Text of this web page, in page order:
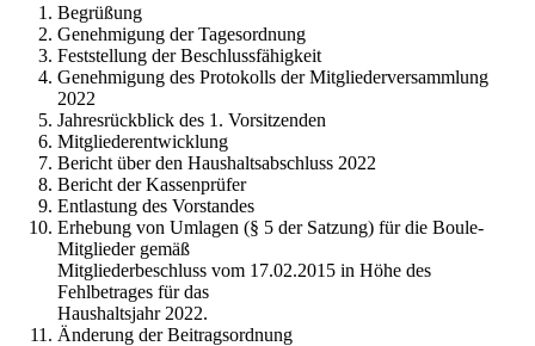
Begrüßung
Genehmigung der Tagesordnung
Feststellung der Beschlussfähigkeit
Genehmigung des Protokolls der Mitgliederversammlung
2022
Jahresrückblick des 1. Vorsitzenden
Mitgliederentwicklung
Bericht über den Haushaltsabschluss 2022
Bericht der Kassenprüfer
Entlastung des Vorstandes
Erhebung von Umlagen (§ 5 der Satzung) für die Boule-
Mitglieder gemäß
Mitgliederbeschluss vom 17.02.2015 in Höhe des
Fehlbetrages für das
Haushaltsjahr 2022.
Änderung der Beitragsordnung